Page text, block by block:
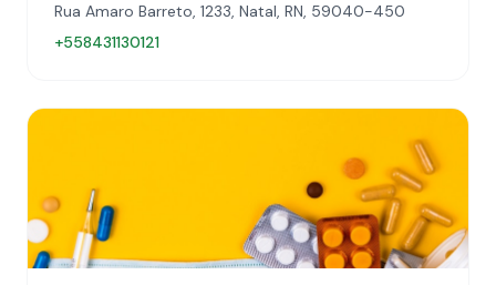
Rua Amaro Barreto, 1233, Natal, RN, 59040-450
+558431130121